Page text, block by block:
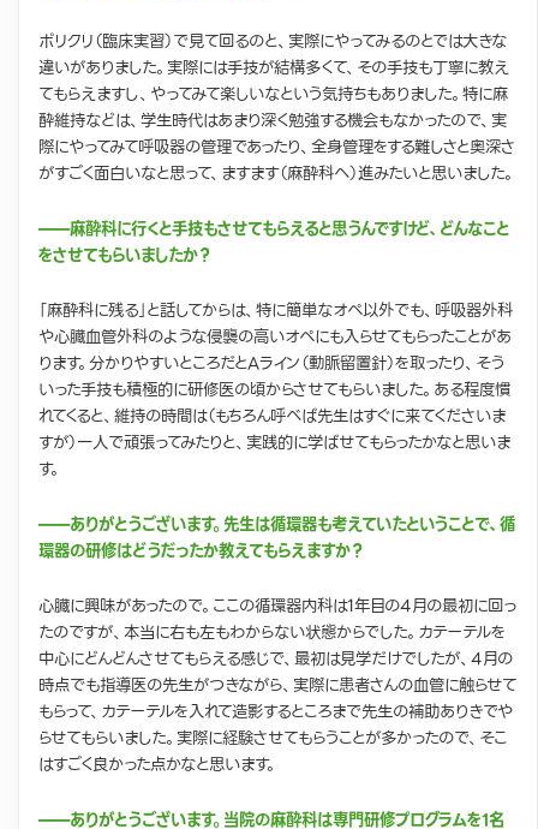
ポリクリ（臨床実習）で見て回るのと、実際にやってみるのとでは大きな
違いがありました。実際には手技が結構多くて、その手技も丁寧に教え
てもらえますし、やってみて楽しいなという気持ちもありました。特に麻
酔維持などは、学生時代はあまり深く勉強する機会もなかったので、実
際にやってみて呼吸器の管理であったり、全身管理をする難しさと奥深さ
がすごく面白いなと思って、ますます（麻酔科へ）進みたいと思いました。
——麻酔科に行くと手技もさせてもらえると思うんですけど、どんなこと
をさせてもらいましたか？
「麻酔科に残る」と話してからは、特に簡単なオペ以外でも、呼吸器外科
や心臓血管外科のような侵襲の高いオペにも入らせてもらったことがあ
ります。分かりやすいところだとAライン（動脈留置針）を取ったり、そう
いった手技も積極的に研修医の頃からさせてもらいました。ある程度慣
れてくると、維持の時間は（もちろん呼べば先生はすぐに来てくださいま
すが）一人で頑張ってみたりと、実践的に学ばせてもらったかなと思いま
す。
——ありがとうございます。先生は循環器も考えていたということで、循
環器の研修はどうだったか教えてもらえますか？
心臓に興味があったので。ここの循環器内科は1年目の4月の最初に回っ
たのですが、本当に右も左もわからない状態からでした。カテーテルを
中心にどんどんさせてもらえる感じで、最初は見学だけでしたが、4月の
時点でも指導医の先生がつきながら、実際に患者さんの血管に触らせて
もらって、カテーテルを入れて造影するところまで先生の補助ありきでや
らせてもらいました。実際に経験させてもらうことが多かったので、そこ
はすごく良かった点かなと思います。
——ありがとうございます。当院の麻酔科は専門研修プログラムを1名